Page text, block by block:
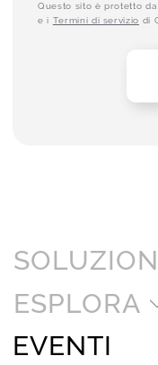
Questo sito è protetto
e i Termini di servizio di
ESPLORA
EVENTI